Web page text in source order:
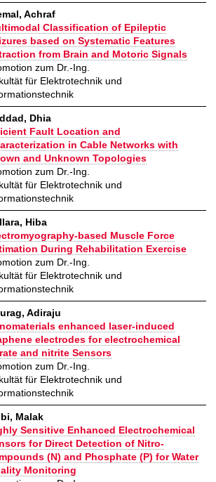
Achraf
Classification of Epileptic
based on Systematic Features
from Brain and Motoric Signals
zum Dr.-Ing.
für Elektrotechnik und
Dhia
Fault Location and
in Cable Networks with
and Unknown Topologies
zum Dr.-Ing.
für Elektrotechnik und
Hiba
based Muscle Force
During Rehabilitation Exercise
zum Dr.-Ing.
für Elektrotechnik und
Adiraju
enhanced laser-induced
electrodes for electrochemical
and nitrite Sensors
zum Dr.-Ing.
für Elektrotechnik und
Malak
Sensitive Enhanced Electrochemical
for Direct Detection of Nitro-
(N) and Phosphate (P) for Water
Monitoring